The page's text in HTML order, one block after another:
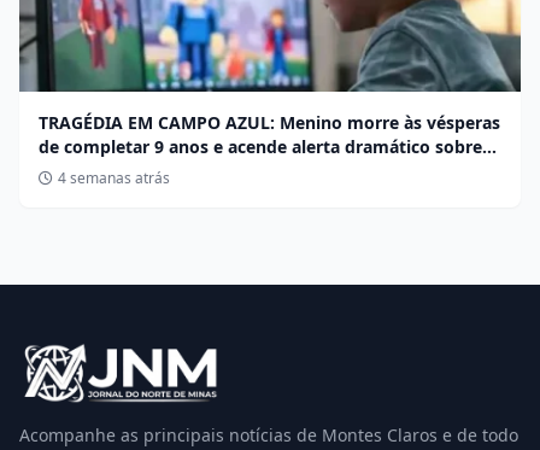
TRAGÉDIA EM CAMPO AZUL: Menino morre às vésperas
de completar 9 anos e acende alerta dramático sobre
desafios no Roblox
4 semanas atrás
Acompanhe as principais notícias de Montes Claros e de todo